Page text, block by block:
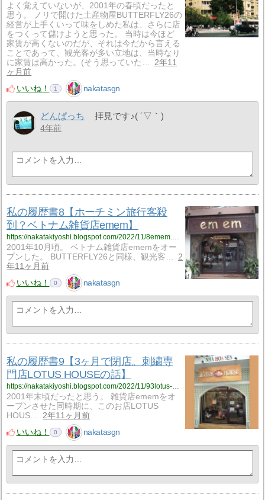
よく覚えていないが、2001年の春頃だったと
思う。 ノリで開けた土産物屋BUTTERFLY26の
経営が上手くいって味をしめた私は、さらに店
をつくって儲けようと思った。 当時は今ほど
家賃が高くないのだが、それは今だから言える
ことであって、観光客が多い立地は、当時なり
に家賃は高かった。(そう思っていた…
2年11
ヶ月前
いいね！
1 nakatasgn
どんぱっち 拝見です♪( ´▽｀)
4年前
私の履歴書8【ホーチミン旅行客殺
到？ベトナム雑貨店emem】
2001年10月頃。 ベトナム雑貨店ememをオー
プンした。 BUTTERFLY26と同様、観光客…
2
年11ヶ月前
いいね！
0 nakatasgn
私の履歴書9【3ヶ月で閉店。刺繍専
門店LOTUS HOUSEの話】
https://nakatakiyoshi.blogspot.com/2022/11/93lotus-house.html
2001年末頃だったと思う。 雑貨店ememをオ
ープンさせた同時期に、このお店LOTUS
HOUS…
2年11ヶ月前
いいね！
0 nakatasgn